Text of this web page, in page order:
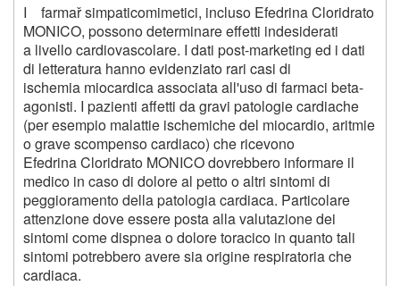
I farmař simpaticomimetici, incluso Efedrina Cloridrato
MONICO, possono determinare effetti indesiderati
a livello cardiovascolare. I dati post-marketing ed i dati
di letteratura hanno evidenziato rari casi di
ischemia miocardica associata all'uso di farmaci beta-
agonisti. I pazienti affetti da gravi patologie cardiache
(per esempio malattie ischemiche del miocardio, aritmie
o grave scompenso cardiaco) che ricevono
Efedrina Cloridrato MONICO dovrebbero informare il
medico in caso di dolore al petto o altri sintomi di
peggioramento della patologia cardiaca. Particolare
attenzione dove essere posta alla valutazione dei
sintomi come dispnea o dolore toracico in quanto tali
sintomi potrebbero avere sia origine respiratoria che
cardiaca.